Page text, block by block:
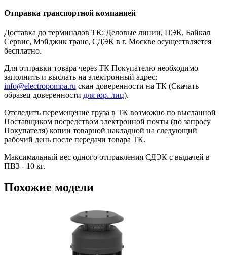
Отправка транспортной компанией
Доставка до терминалов ТК: Деловые линии, ПЭК, Байкал
Сервис, Мэйджик транс, СДЭК в г. Москве осуществляется
бесплатно.
Для отправки товара через ТК Покупателю необходимо
заполнить и выслать на электронный адрес:
info@electropompa.ru скан доверенности на ТК (Скачать
образец доверенности для юр. лиц).
Отследить перемещение груза в ТК возможно по высланной
Поставщиком посредством электронной почты (по запросу
Покупателя) копии товарной накладной на следующий
рабочий день после передачи товара ТК.
Максимальный вес одного отправления СДЭК с выдачей в
ПВЗ - 10 кг.
Похожие модели